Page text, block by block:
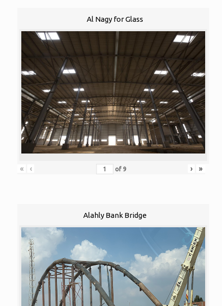
Al Nagy for Glass
« ‹ of 9 › »
Alahly Bank Bridge